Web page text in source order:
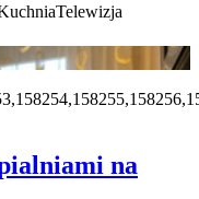
Telewizja
na